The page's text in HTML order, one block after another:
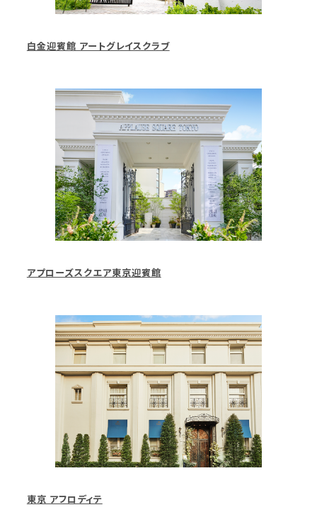
白金迎賓館 アートグレイスクラブ
アプローズスクエア東京迎賓館
東京 アフロディテ